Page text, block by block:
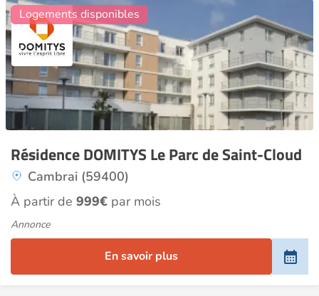
Résidence DOMITYS Le Parc de Saint-Cloud
Cambrai (59400)
Logements disponibles
À partir de 999€ par mois
Annonce
En savoir plus